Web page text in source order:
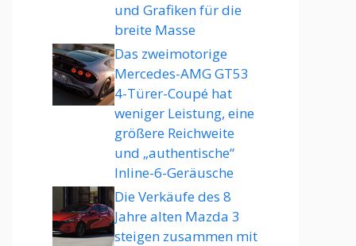
und Grafiken für die
breite Masse
Das zweimotorige
Mercedes-AMG GT53
4-Türer-Coupé hat
weniger Leistung, eine
größere Reichweite
und „authentische“
Inline-6-Geräusche
Die Verkäufe des 8
Jahre alten Mazda 3
steigen zusammen mit